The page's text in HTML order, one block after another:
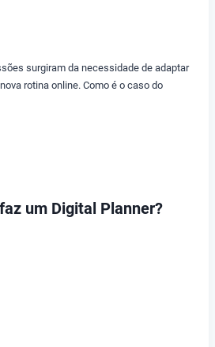
surgiram da necessidade de adaptar
rotina online. Como é o caso do
um Digital Planner?